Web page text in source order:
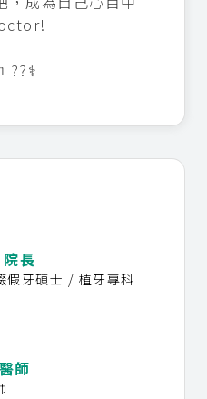
??‍⚕️
長
假牙碩士 / 植牙專科
師